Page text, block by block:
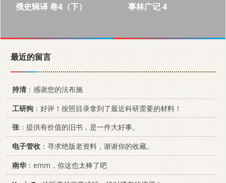
俄史辑译 卷4（下）
事林广记 4
最近的留言
持清 ：感谢您的法布施
工研狗 ：好评！按照目录拿到了最近科研需要的材料！
张：提供有价值的旧书，是一件大好事。
电子管收 ：寻求绝版老资料，谢谢你的收藏。
南华：emm，你这也太棒了吧